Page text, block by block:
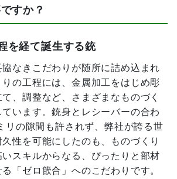
すか？
を経て誕生する銃
なきこだわりが随所に詰め込まれ
の工程には、金属加工をはじめ彫
、調整など、さまざまなものづく
います。銃身とレシーバーの合わ
リの隙間も許されず、弊社が誇る世
性を可能にしたのも、ものづくり
スキルからなる、ぴったりと部材
「ゼロ篏合」へのこだわりです。